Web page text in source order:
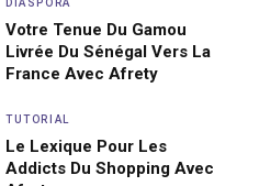
DIASPORA
Votre Tenue Du Gamou
Livrée Du Sénégal Vers La
France Avec Afrety
TUTORIAL
Le Lexique Pour Les
Addicts Du Shopping Avec